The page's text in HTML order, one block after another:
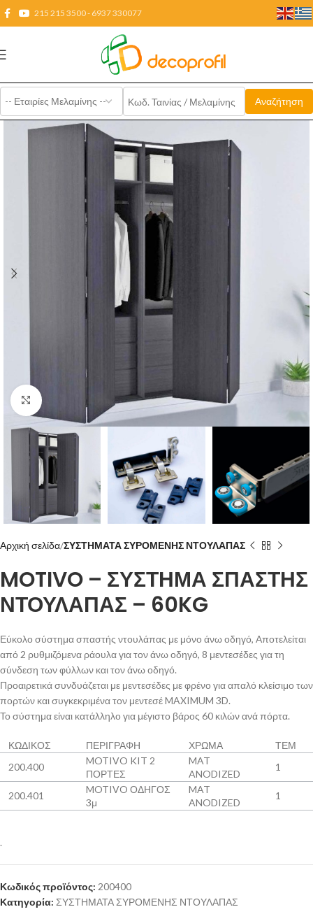
215 215 3500 - 6937 330077
Click to enlarge
Αρχική σελίδα ΣΥΣΤΗΜΑΤΑ ΣΥΡΟΜΕΝΗΣ ΝΤΟΥΛΑΠΑΣ
MOTIVO – ΣΥΣΤΗΜΑ ΣΠΑΣΤΗΣ
ΝΤΟΥΛΑΠΑΣ – 60KG
Εύκολο σύστημα σπαστής ντουλάπας με μόνο άνω οδηγό, Αποτελείται
από 2 ρυθμιζόμενα ράουλα για τον άνω οδηγό, 8 μεντεσέδες για τη
σύνδεση των φύλλων και τον άνω οδηγό.
Προαιρετικά συνδυάζεται με μεντεσέδες με φρένο για απαλό κλείσιμο των
πορτών και συγκεκριμένα τον μεντεσέ MAXIMUM 3D.
Το σύστημα είναι κατάλληλο για μέγιστο βάρος 60 κιλών ανά πόρτα.
ΚΩΔΙΚΟΣ ΠΕΡΙΓΡΑΦΗ ΧΡΩΜΑ
ΤΕΜ
200.400
MOTIVO KIT 2
ΠΟΡΤΕΣ
MAT
ANODIZED
1
200.401
MOTIVO ΟΔΗΓΟΣ
3μ
MAT
ANODIZED
1
.
Κωδικός προϊόντος: 200400
Κατηγορία: ΣΥΣΤΗΜΑΤΑ ΣΥΡΟΜΕΝΗΣ ΝΤΟΥΛΑΠΑΣ